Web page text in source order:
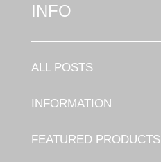
INFO
ALL POSTS
INFORMATION
FEATURED PRODUCTS